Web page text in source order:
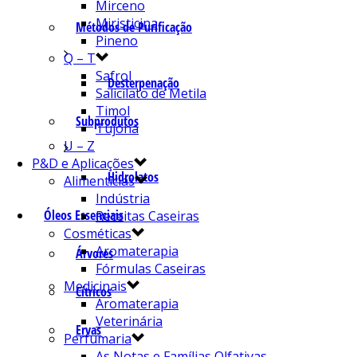
Métodos de Purificação
Desterpenação
Subprodutos
Hidrolatos
Óleos Essenciais
Árvores
Cítricos
Ervas
Mirceno
Miristicina
Pineno
Q – T
Safrol
Salicilato de Metila
Timol
Tujona
U – Z
P&D e Aplicações
Alimentícias
Indústria
Receitas Caseiras
Cosméticas
Aromaterapia
Fórmulas Caseiras
Medicinais
Aromaterapia
Veterinária
Perfumaria